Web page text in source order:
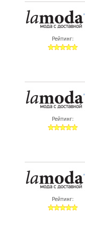
Рейтинг:
Рейтинг:
Рейтинг: